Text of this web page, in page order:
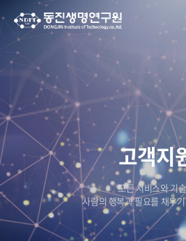
고객지
모든 서비스와 기
사람의 행복과 필요를 채우